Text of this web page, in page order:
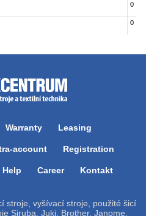
0
0
Warranty Leasing
account Registration
Help Career Kontakt
stroje, vyšívací stroje, použité šicí
Siruba, Juki, Brother, Janome,